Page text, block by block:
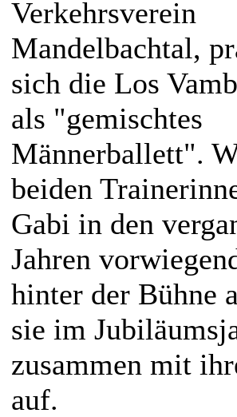
Verkehrsverein
Mandelbachtal,
sich die Los
als "gemischtes
Männerballett".
beiden
Gabi in den
Jahren
hinter der Bühne
sie im
zusammen mit
auf.